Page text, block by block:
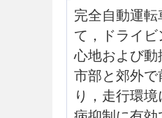
完全自動運
て，ドライ
心地および
市部と郊外
り，走行環